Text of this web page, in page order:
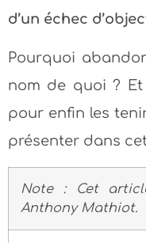
d’un échec
Pourquoi
nom de quoi ?
pour enfin les
présenter dans
Note : Cet
Anthony Mathiot.